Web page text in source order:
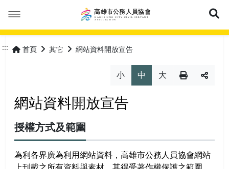
本會簡介
::: 首頁 其它 網站資料開放宣告
小 中 大
網站資料開放宣告
授權方式及範圍
為利各界廣為利用網站資料，高雄市公務人員協會網站
上刊載之所有資料與素材，其得受著作權保護之範圍，